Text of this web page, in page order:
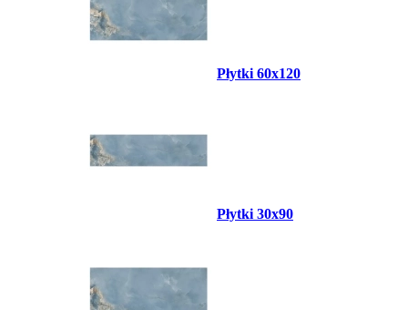
Płytki 60x120
Płytki 30x90